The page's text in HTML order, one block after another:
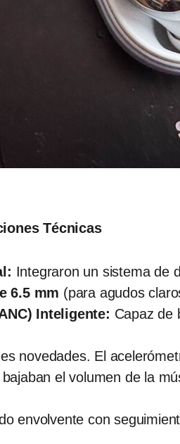
Técnicas
Integraron un sistema de
6.5 mm (para agudos
Inteligente: Capaz de
novedades. El
el volumen de la
envolvente con